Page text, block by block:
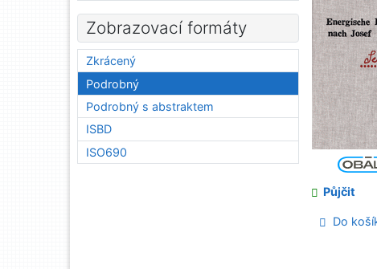
Půjčit
Do
Zobrazovací formáty
Zkrácený
Podrobný
Podrobný s abstraktem
ISBD
ISO690